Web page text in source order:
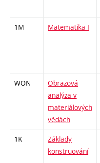
1M Matematika I
WON
Obrazová
analýza v
materiálových
vědách
1K
Základy
konstruování